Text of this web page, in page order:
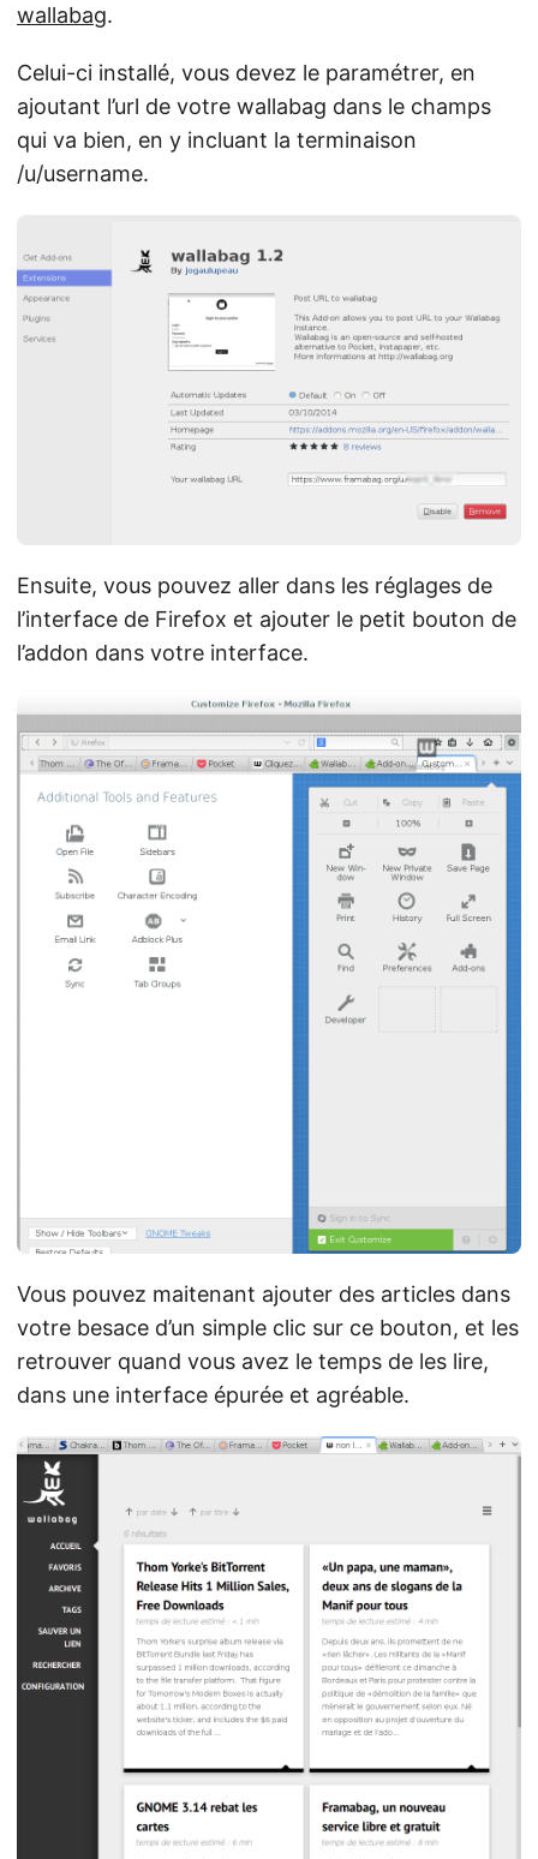
wallabag.
Celui-ci installé, vous devez le paramétrer, en
ajoutant l’url de votre wallabag dans le champs
qui va bien, en y incluant la terminaison
/u/username.
Ensuite, vous pouvez aller dans les réglages de
l’interface de Firefox et ajouter le petit bouton de
l’addon dans votre interface.
Vous pouvez maitenant ajouter des articles dans
votre besace d’un simple clic sur ce bouton, et les
retrouver quand vous avez le temps de les lire,
dans une interface épurée et agréable.